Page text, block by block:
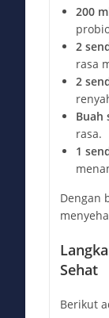
200
2
rasa
2
Buah
rasa.
1
Dengan
Sehat
Berikut